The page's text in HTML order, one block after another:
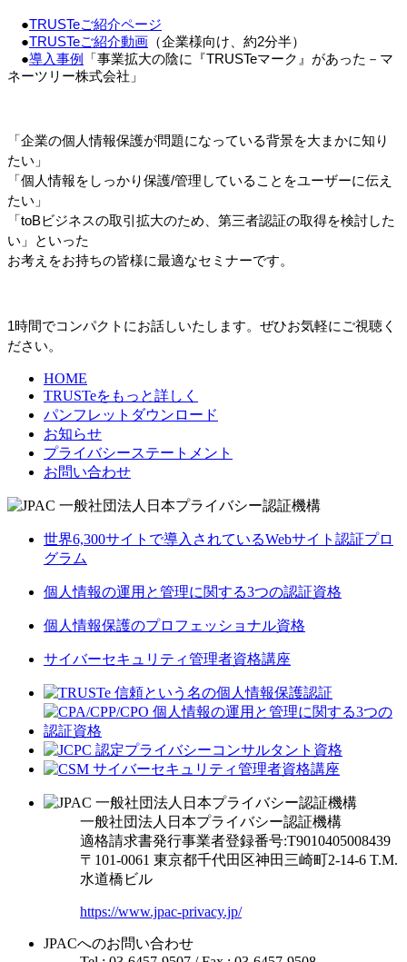
●TRUSTeご紹介ページ
●TRUSTeご紹介動画 （企業様向け、約2分半）
●導入事例 「事業拡大の陰に『TRUSTeマーク』があった－マ
ネーツリー株式会社」
「企業の個人情報保護が問題になっている背景を大まかに知り
たい」
「個人情報をしっかり保護/管理していることをユーザーに伝え
たい」
「toBビジネスの取引拡大のため、第三者認証の取得を検討した
い」といった
お考えをお持ちの皆様に最適なセミナーです。
1時間でコンパクトにお話しいたします。ぜひお気軽にご視聴く
ださい。
HOME
TRUSTeをもっと詳しく
パンフレットダウンロード
お知らせ
プライバシーステートメント
お問い合わせ
世界6,300サイトで導入されているWebサイト認証プロ
グラム
個人情報の運用と管理に関する3つの認証資格
個人情報保護のプロフェッショナル資格
サイバーセキュリティ管理者資格講座
一般社団法人日本プライバシー認証機構
適格請求書発行事業者登録番号:T9010405008439
〒101-0061 東京都千代田区神田三崎町2-14-6 T.M.
水道橋ビル
https://www.jpac-privacy.jp/
JPACへのお問い合わせ